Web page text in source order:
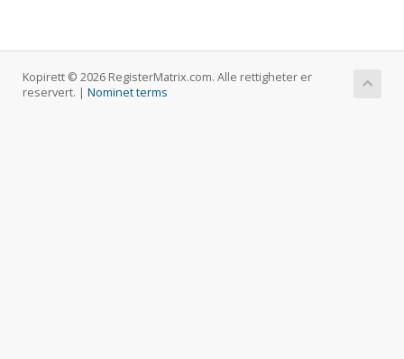
Kopirett © 2026 RegisterMatrix.com. Alle rettigheter er
reservert. | Nominet terms